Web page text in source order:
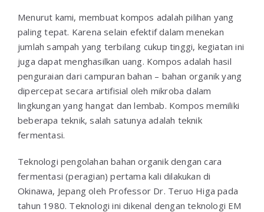
Menurut kami, membuat kompos adalah pilihan yang
paling tepat. Karena selain efektif dalam menekan
jumlah sampah yang terbilang cukup tinggi, kegiatan ini
juga dapat menghasilkan uang. Kompos adalah hasil
penguraian dari campuran bahan – bahan organik yang
dipercepat secara artifisial oleh mikroba dalam
lingkungan yang hangat dan lembab. Kompos memiliki
beberapa teknik, salah satunya adalah teknik
fermentasi.
Teknologi pengolahan bahan organik dengan cara
fermentasi (peragian) pertama kali dilakukan di
Okinawa, Jepang oleh Professor Dr. Teruo Higa pada
tahun 1980. Teknologi ini dikenal dengan teknologi EM